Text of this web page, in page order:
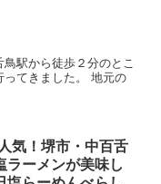
駅から徒歩２分のとこ
てきました。 地元の
気！堺市・中百舌
ラーメンが美味し